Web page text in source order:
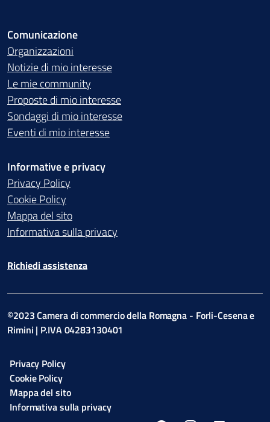
Comunicazione
Organizzazioni
Notizie di mio interesse
Le mie community
Proposte di mio interesse
Sondaggi di mio interesse
Eventi di mio interesse
Informative e privacy
Privacy Policy
Cookie Policy
Mappa del sito
Informativa sulla privacy
Richiedi assistenza
©2023 Camera di commercio della Romagna - Forli-Cesena e
Rimini | P.IVA 04283130401
Privacy Policy
Cookie Policy
Mappa del sito
Informativa sulla privacy